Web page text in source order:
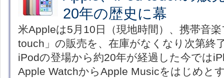
20年の歴史に幕
米Appleは5月10日（現地時間）、携帯音
touch」の販売を、在庫がなくなり次第終
iPodの登場から約20年が経過した今では
Apple WatchからApple Musicをはじめと